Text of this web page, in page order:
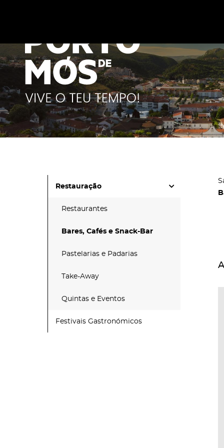
Restauração
Restaurantes
Bares, Cafés e Snack-Bar
Pastelarias e Padarias
Take-Away
Quintas e Eventos
Festivais Gastronómicos